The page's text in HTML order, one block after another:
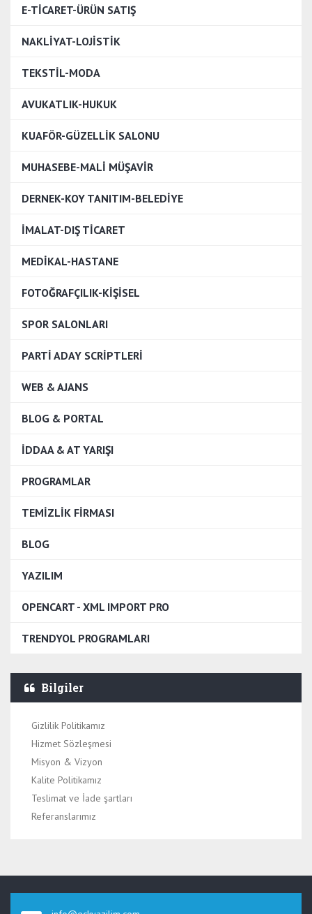
E-TİCARET-ÜRÜN SATIŞ
NAKLİYAT-LOJİSTİK
TEKSTİL-MODA
AVUKATLIK-HUKUK
KUAFÖR-GÜZELLİK SALONU
MUHASEBE-MALİ MÜŞAVİR
DERNEK-KOY TANITIM-BELEDİYE
İMALAT-DIŞ TİCARET
MEDİKAL-HASTANE
FOTOĞRAFÇILIK-KİŞİSEL
SPOR SALONLARI
PARTİ ADAY SCRİPTLERİ
WEB & AJANS
BLOG & PORTAL
İDDAA & AT YARIŞI
PROGRAMLAR
TEMIZLIK FIRMASI
BLOG
YAZILIM
OPENCART - XML IMPORT PRO
TRENDYOL PROGRAMLARI
Bilgiler
Gizlilik Politikamız
Hizmet Sözleşmesi
Misyon & Vizyon
Kalite Politikamız
Teslimat ve İade şartları
Referanslarımız